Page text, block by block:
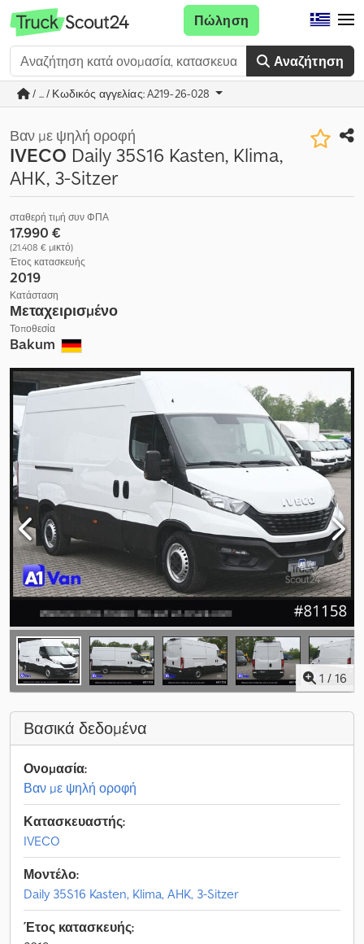
Αναζήτηση
Πώληση
/ ... / Κωδικός αγγελίας: A219-26-028
Βαν με ψηλή οροφή
IVECO Daily 35S16 Kasten, Klima,
AHK, 3-Sitzer
σταθερή τιμή συν ΦΠΑ
17.990 €
(21.408 € μικτό)
Έτος κατασκευής
2019
Κατάσταση
Μεταχειρισμένο
Τοποθεσία
Bakum
1 / 16
Βασικά δεδομένα
Ονομασία:
Βαν με ψηλή οροφή
Κατασκευαστής:
IVECO
Μοντέλο:
Daily 35S16 Kasten, Klima, AHK, 3-Sitzer
Έτος κατασκευής: